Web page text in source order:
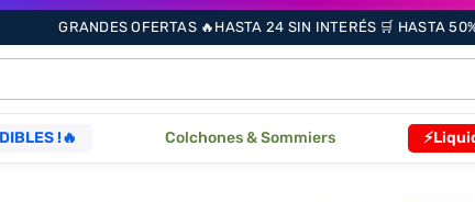
GRANDES OFERTAS 🔥HASTA 24 SIN INTERÉS 🛒 HASTA 50%
!🔥 Colchones & Sommiers
BUSCADOS